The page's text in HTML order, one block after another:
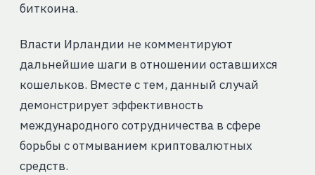
биткоина.
Власти Ирландии не комментируют
дальнейшие шаги в отношении оставшихся
кошельков. Вместе с тем, данный случай
демонстрирует эффективность
международного сотрудничества в сфере
борьбы с отмыванием криптовалютных
средств.